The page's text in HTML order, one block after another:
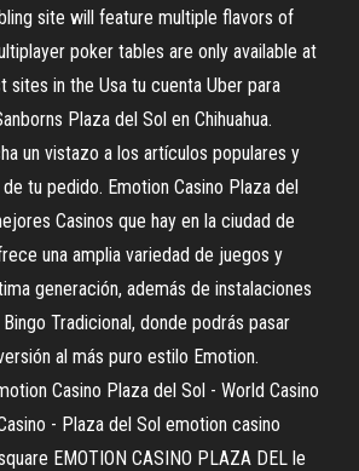
site will feature multiple flavors of
poker tables are only available at
in the Usa tu cuenta Uber para
Plaza del Sol en Chihuahua.
un vistazo a los artículos populares y
tu pedido. Emotion Casino Plaza del
Casinos que hay en la ciudad de
una amplia variedad de juegos y
generación, además de instalaciones
Tradicional, donde podrás pasar
al más puro estilo Emotion.
Casino Plaza del Sol - World Casino
- Plaza del Sol emotion casino
EMOTION CASINO PLAZA DEL le